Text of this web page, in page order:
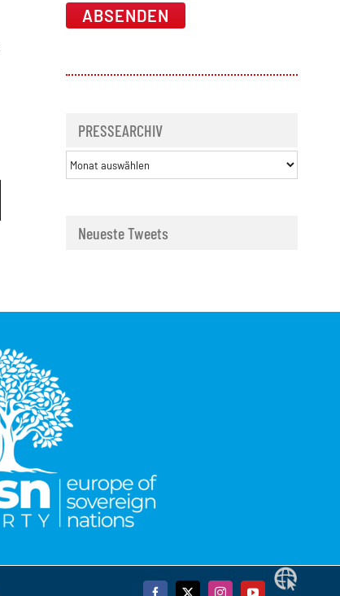
PRESSEARCHIV
PRESSEARCHIV
Neueste Tweets
Webseite